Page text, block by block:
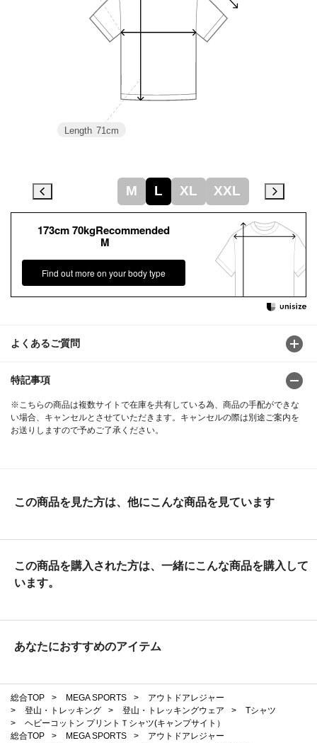
よくあるご質問
特記事項
※こちらの商品は複数サイトで在庫を共有している為、商品の手配ができな
い場合、キャンセルとさせていただきます。キャンセルの際は別途ご案内を
お送りしますので予めご了承ください。
173cm 70kgRecommended
M
Find out more on your body type
Length 71cm
M L XL XXL
この商品を見た方は、他にこんな商品を見ています
この商品を購入された方は、一緒にこんな商品を購入して
います。
あなたにおすすめのアイテム
総合TOP > MEGA SPORTS >
アウトドアレジャー
>
登山・トレッキング > 登山・トレッキングウェア >
Tシャツ
>
ヘビーコットン プリントＴシャツ(キャンプサイト）
総合TOP
> MEGA SPORTS >
アウトドアレジャー